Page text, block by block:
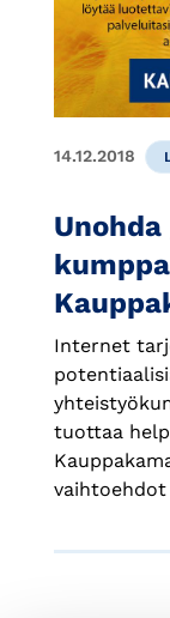
14.12.2018
Internet
tuottaa